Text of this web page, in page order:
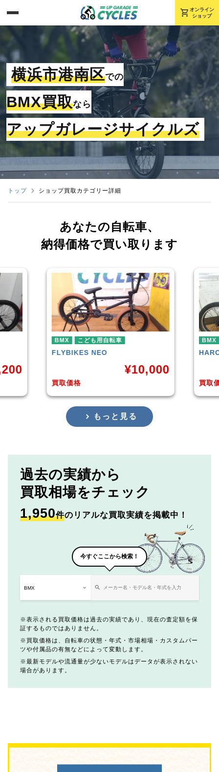
shopping_cart オンライン
ショップ
横浜市港南区での
BMX買取なら
アップガレージサイクルズ
トップ ショップ買取カテゴリー詳細
あなたの自転車、
納得価格で買い取ります
BMX
HARODOWNTOWN
買取価格
¥4,225
BMX
買取
もっと見る
過去の実績から
買取相場をチェック
1,950件のリアルな買取実績を掲載中！
今すぐここから検索！
表示される買取価格は過去の実績であり、現在の査定額を保
証するものではありません。
買取価格は、自転車の状態・年式・市場相場・カスタムパー
ツや付属品の有無などによって変動します。
最新モデルや流通量が少ないモデルはデータが表示されない
場合があります。